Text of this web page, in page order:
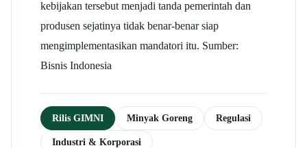
kebijakan tersebut menjadi tanda pemerintah dan
produsen sejatinya tidak benar-benar siap
mengimplementasikan mandatori itu. Sumber:
Bisnis Indonesia
Rilis GIMNI Minyak Goreng Regulasi
Industri & Korporasi